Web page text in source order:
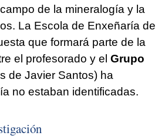
de la mineralogía y la
La Escola de Enxeñaría de
que formará parte de la
el profesorado y el Grupo
de Javier Santos) ha
no estaban identificadas.